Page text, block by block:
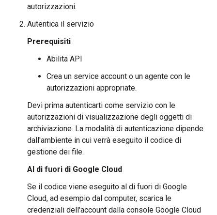
autorizzazioni.
Autentica il servizio
Prerequisiti
Abilita API
Crea un service account o un agente con le
autorizzazioni appropriate.
Devi prima autenticarti come servizio con le
autorizzazioni di visualizzazione degli oggetti di
archiviazione. La modalità di autenticazione dipende
dall'ambiente in cui verrà eseguito il codice di
gestione dei file.
Al di fuori di Google Cloud
Se il codice viene eseguito al di fuori di Google
Cloud, ad esempio dal computer, scarica le
credenziali dell'account dalla console Google Cloud